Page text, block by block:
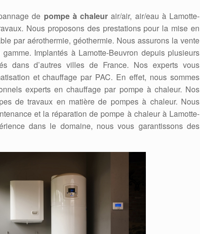
de pompe à chaleurair/air, air/eau à Lamotte-
Nous proposons des prestations pour la mise en
par aérothermie, géothermie. Nous assurons la vente
Implantés à Lamotte-Beuvron depuis plusieurs
dans d’autres villes de France. Nos experts vous
et chauffage par PAC. En effet, nous sommes
experts en chauffage par pompe à chaleur. Nos
de travaux en matière de pompes à chaleur. Nous
et la réparation de pompe à chaleur à Lamotte-
dans le domaine, nous vous garantissons des